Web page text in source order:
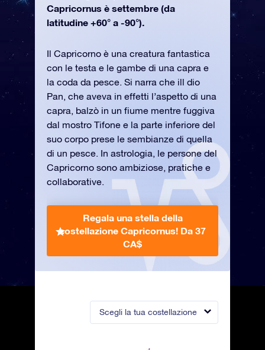
Scegli la tua costellazione
Capricornus è settembre (da
latitudine +60° a -90°).
Il Capricorno è una creatura fantastica
con le testa e le gambe di una capra e
la coda da pesce. Si narra che ill dio
Pan, che aveva in effetti l’aspetto di una
capra, balzò in un fiume mentre fuggiva
dal mostro Tifone e la parte inferiore del
suo corpo prese le sembianze di quella
di un pesce. In astrologia, le persone del
Capricorno sono ambiziose, pratiche e
collaborative.
Regala una stella della
costellazione Capricornus! Da 37
CA$